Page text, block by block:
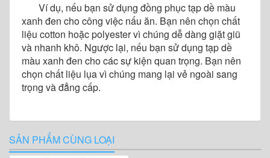
Ví dụ, nếu bạn sử dụng đồng phục tạp dề màu
xanh đen cho công việc nấu ăn. Bạn nên chọn chất
liệu cotton hoặc polyester vì chúng dễ dàng giặt giũ
và nhanh khô. Ngược lại, nếu bạn sử dụng tạp dề
màu xanh đen cho các sự kiện quan trọng. Bạn nên
chọn chất liệu lụa vì chúng mang lại vẻ ngoài sang
trọng và đẳng cấp.
SẢN PHẨM CÙNG LOẠI